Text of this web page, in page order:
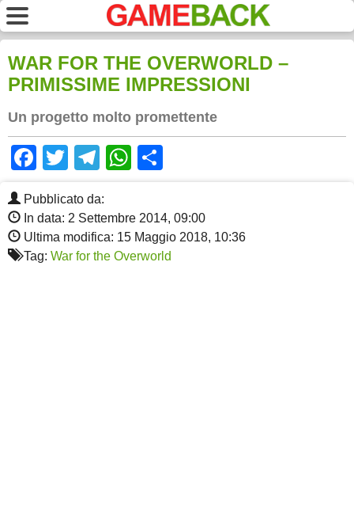
WAR FOR THE OVERWORLD –
PRIMISSIME IMPRESSIONI
Un progetto molto promettente
Facebook
TwitterTelegram
WhatsApp
Pubblicato da:
In data: 2 Settembre 2014, 09:00
Ultima modifica: 15 Maggio 2018, 10:36
Tag: War for the Overworld